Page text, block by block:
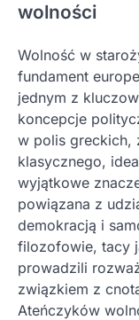
wolności
Wolność w
fundament
jednym z
koncepcje
w polis greckich,
klasycznego,
wyjątkowe
powiązana z
demokracją i
filozofowie, tacy
prowadzili
związkiem z
Ateńczyków